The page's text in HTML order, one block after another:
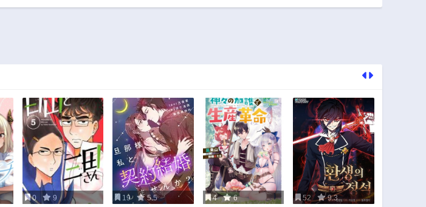
0 9 19 5.5 4 6 52 9.3